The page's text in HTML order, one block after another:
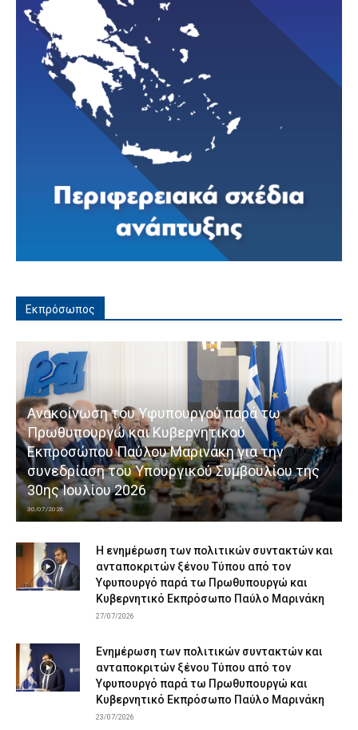
Εκπρόσωπος
Ανακοίνωση του Υφυπουργού παρά τω
Πρωθυπουργώ και Κυβερνητικού
Εκπροσώπου Παύλου Μαρινάκη για την
συνεδρίαση του Υπουργικού Συμβουλίου της
30ης Ιουλίου 2026
30/07/2026
Η ενημέρωση των πολιτικών συντακτών και
ανταποκριτών ξένου Τύπου από τον
Υφυπουργό παρά τω Πρωθυπουργώ και
Κυβερνητικό Εκπρόσωπο Παύλο Μαρινάκη
27/07/2026
Ενημέρωση των πολιτικών συντακτών και
ανταποκριτών ξένου Τύπου από τον
Υφυπουργό παρά τω Πρωθυπουργώ και
Κυβερνητικό Εκπρόσωπο Παύλο Μαρινάκη
23/07/2026